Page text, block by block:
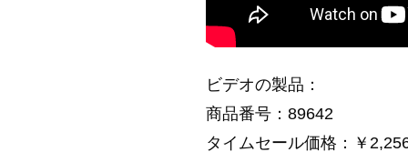
ビデオの製品：
商品番号：89642
タイムセール価格：￥